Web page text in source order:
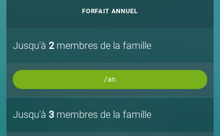
FORFAIT ANNUEL
Jusqu'à 2membres de la famille
/an
Jusqu'à 3 membres de la famille